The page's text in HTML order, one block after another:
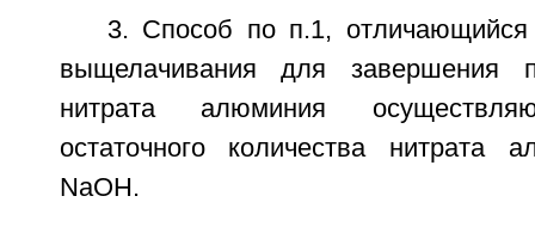
3. Способ по п.1,
выщелачивания для завершения
нитрата алюминия
остаточного количества нитрата
NaOH.